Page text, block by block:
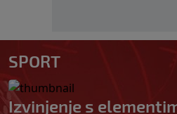
SPORT
Izvinjenje s